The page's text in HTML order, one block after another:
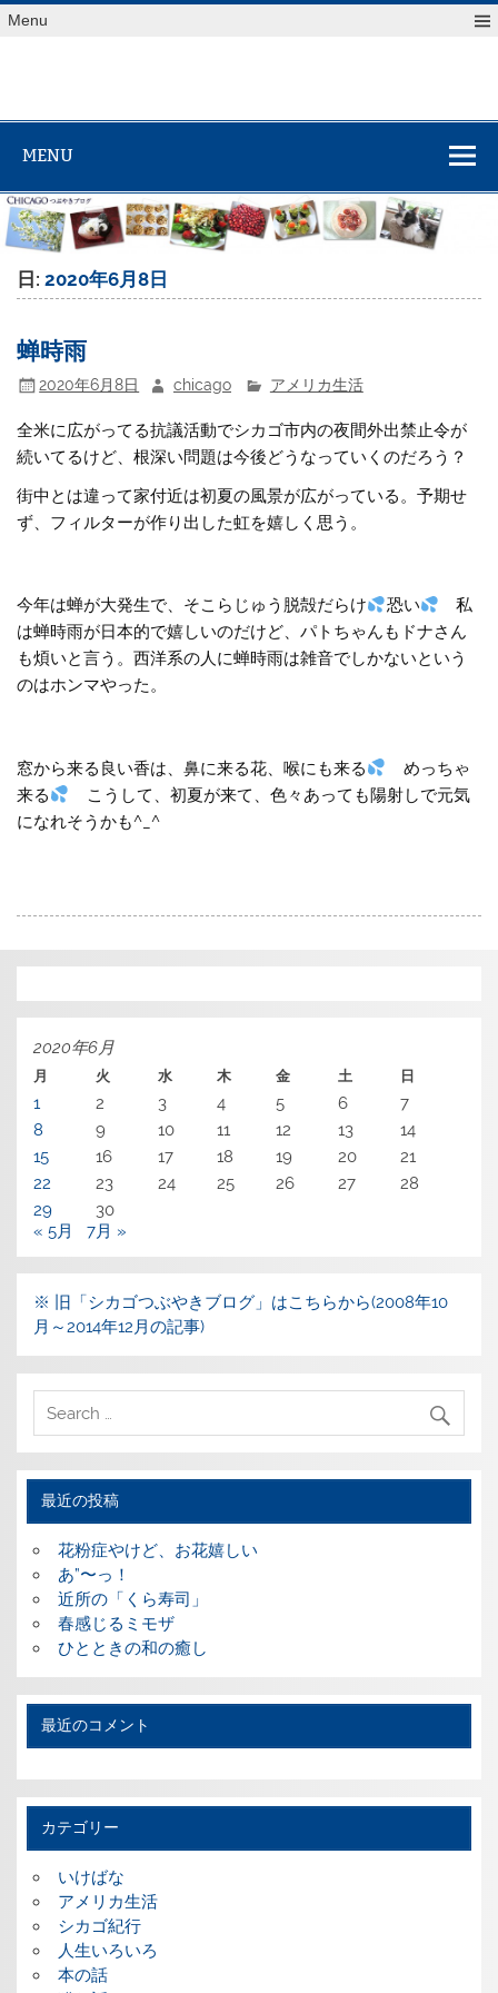
Skip
toMenu
MENU
日:2020年6月8日
蝉時雨
2020年6月8日 chicago アメリカ生活
全米に広がってる抗議活動でシカゴ市内の夜間外出禁止令が
続いてるけど、根深い問題は今後どうなっていくのだろう？
街中とは違って家付近は初夏の風景が広がっている。予期せ
ず、フィルターが作り出した虹を嬉しく思う。
今年は蝉が大発生で、そこらじゅう脱殻だらけ 恐い
私
は蝉時雨が日本的で嬉しいのだけど、パトちゃんもドナさん
も煩いと言う。西洋系の人に蝉時雨は雑音でしかないという
のはホンマやった。
窓から来る良い香は、鼻に来る花、喉にも来る
めっちゃ
来る
こうして、初夏が来て、色々あっても陽射しで元気
になれそうかも^_^
2020年6月
月 火 水 木 金 土 日
1 2 3 4 5 6
7
8
9 10 11 12 13
14
15
16 17 18 19 20
21
22
23 24 25 26 27
28
29
30
« 5月
7月 »
※ 旧「シカゴつぶやきブログ」はこちらから(2008年10
月～2014年12月の記事)
最近の投稿
花粉症やけど、お花嬉しい
あ”〜っ！
近所の「くら寿司」
春感じるミモザ
ひとときの和の癒し
最近のコメント
カテゴリー
いけばな
アメリカ生活
シカゴ紀行
人生いろいろ
本の話